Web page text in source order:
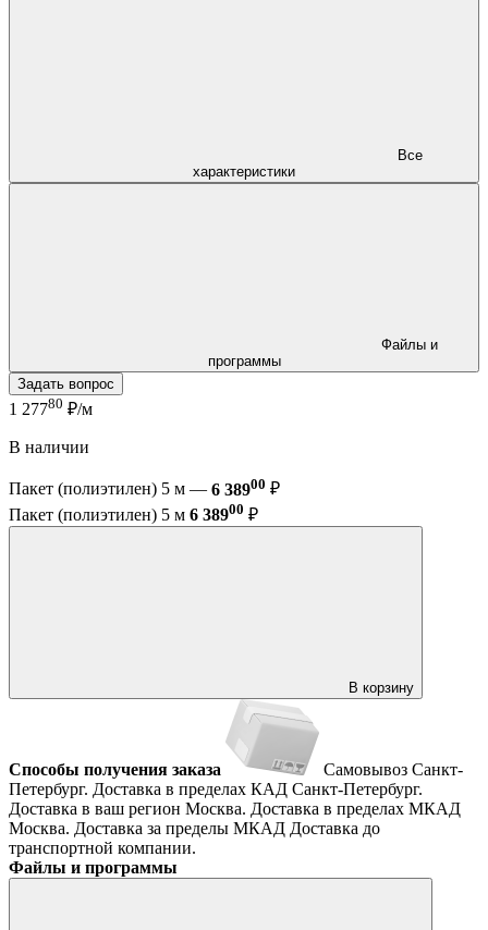
характеристики
программы
Задать вопрос
1 27780 ₽/м
В наличии
Пакет (полиэтилен) 5 м — 6 38900 ₽
Пакет (полиэтилен) 5 м 6 38900 ₽
В корзину
Способы получения заказа Самовывоз Санкт-
Петербург. Доставка в пределах КАД Санкт-Петербург.
Доставка в ваш регион Москва. Доставка в пределах МКАД
Москва. Доставка за пределы МКАД Доставка до
транспортной компании.
Файлы и программы